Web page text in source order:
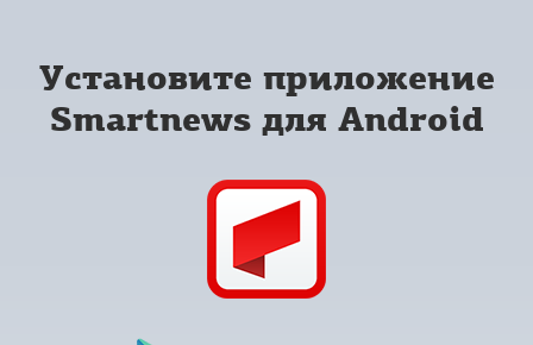
Установите приложение
Smartnews для Android